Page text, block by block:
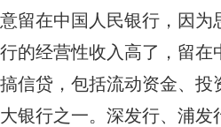
意留在中国人民银行，因
行的经营性收入高了，留
搞信贷，包括流动资金、
大银行之一。深发行、浦